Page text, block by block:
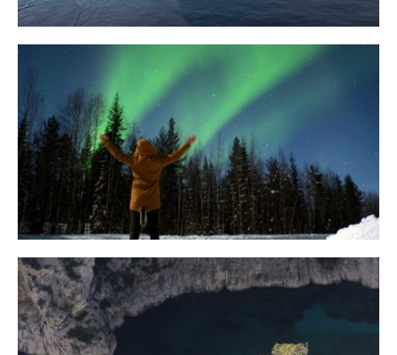
10 Tipps für eine erfolgreiche Jagd
auf Nordlichter
31. JANUAR 2018
Ein Campervan Roadtrip durch die